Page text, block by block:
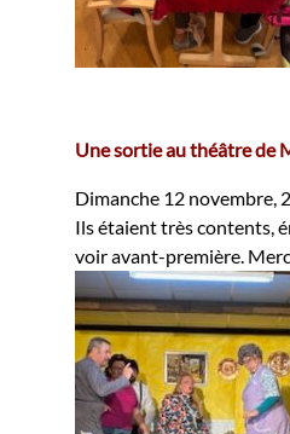
Une sortie au théâtre de
Dimanche 12 novembre,
Ils étaient très contents,
voir avant-première.